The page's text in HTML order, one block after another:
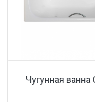
Чугунная ванна